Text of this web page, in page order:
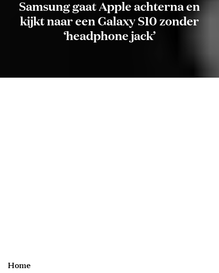
Samsung gaat Apple achterna en
kijkt naar een Galaxy S10 zonder
‘headphone jack’
Home